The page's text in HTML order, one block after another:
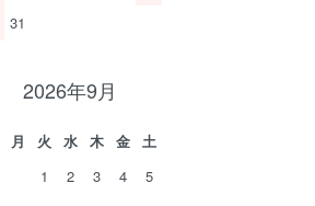
31
2026年9月
月 火 水 木 金
土
1
2 3 4
5